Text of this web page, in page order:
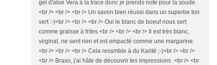
gel d'aloe Vera à la trace donc je prends note pour la soude.
<br /> <br /> <br /> Un savon bien réussi dans un superbe ton
vert :-)<br /> <br /> <br /> Oui le blanc de boeuf nous sert
comme graisse à frites.<br /> <br /> <br /> Il est très blanc,
virginal, ne sent rien et est empacté comme une margarine.
<br /> <br /> <br /> Cela ressmble à du Karité ;-)<br /> <br />
<br /> Bravo, j'ai hâte de découvrir tes impressions .<br /> <br